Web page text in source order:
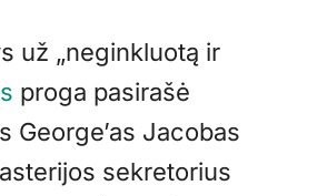
už „neginkluotą ir
proga pasirašė
George’as Jacobas
sekretorius